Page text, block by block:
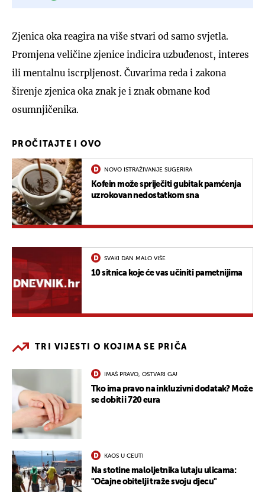
Zjenica oka reagira na više stvari od samo svjetla.
Promjena veličine zjenice indicira uzbuđenost, interes
ili mentalnu iscrpljenost. Čuvarima reda i zakona
širenje zjenica oka znak je i znak obmane kod
osumnjičenika.
PROČITAJTE I OVO
NOVO ISTRAŽIVANJE SUGERIRA
Kofein može spriječiti gubitak pamćenja
uzrokovan nedostatkom sna
SVAKI DAN MALO VIŠE
10 sitnica koje će vas učiniti pametnijima
TRI VIJESTI O KOJIMA SE PRIČA
IMAŠ PRAVO, OSTVARI GA!
Tko ima pravo na inkluzivni dodatak? Može
se dobiti i 720 eura
KAOS U CEUTI
Na stotine maloljetnika lutaju ulicama:
"Očajne obitelji traže svoju djecu"